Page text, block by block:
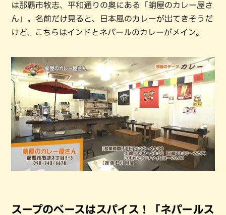
は那覇市牧志、平和通りの奥にある「蛸屋のカレー屋さ
ん」。名前だけ見ると、日本風のカレーが出てきそうだ
けど、こちらはインドとネパールのカレーがメイン。
スープのベースはスパイス！「ネパールス